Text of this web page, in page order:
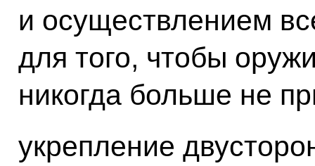
и осуществлением
для того, чтобы
никогда больше не
укрепление